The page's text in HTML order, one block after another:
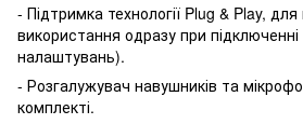
- Підтримка технології Plug & Play,
використання одразу при
налаштувань).
- Розгалужувач навушників та
комплекті.